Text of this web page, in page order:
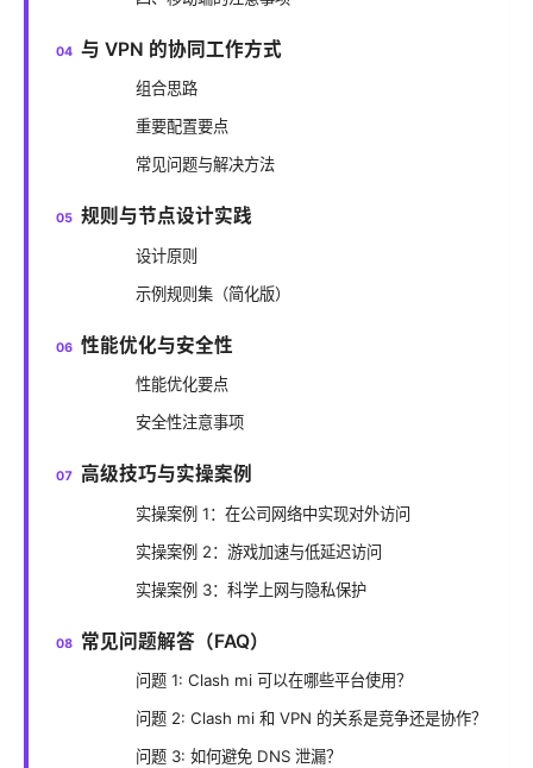
与 VPN 的协同工作方式
组合思路
重要配置要点
常见问题与解决方法
规则与节点设计实践
设计原则
示例规则集（简化版）
性能优化与安全性
性能优化要点
安全性注意事项
高级技巧与实操案例
实操案例 1：在公司网络中实现对外访问
实操案例 2：游戏加速与低延迟访问
实操案例 3：科学上网与隐私保护
常见问题解答（FAQ）
问题 1: Clash mi 可以在哪些平台使用？
问题 2: Clash mi 和 VPN 的关系是竞争还是协作？
问题 3: 如何避免 DNS 泄漏？